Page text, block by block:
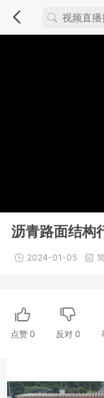
沥青路面结构
2024-01-05
点赞 0 反对 0